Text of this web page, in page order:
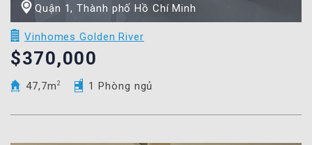
Quận 1, Thành phố Hồ Chí Minh
Vinhomes Golden River
$370,000
47,7m 2 1 Phòng ngủ